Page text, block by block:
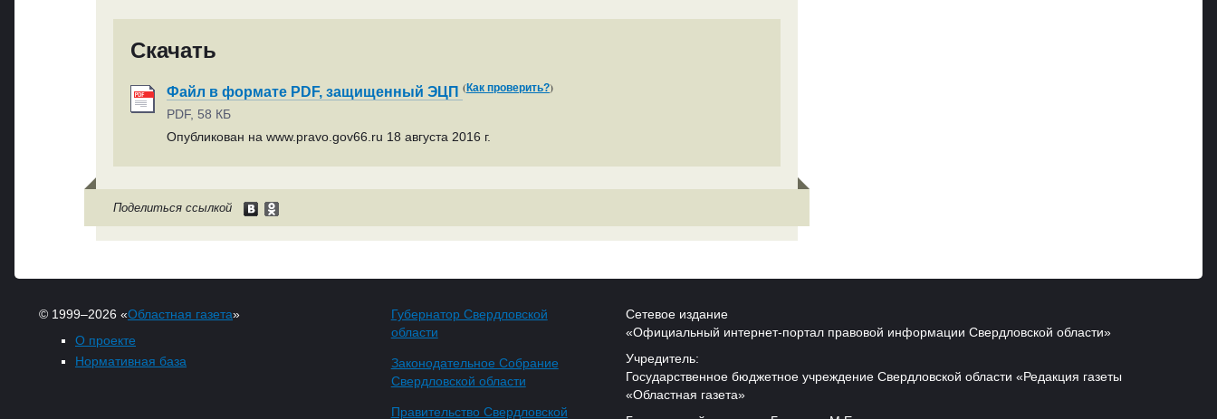
Скачать
Файл в формате PDF, защищенный ЭЦП (Как проверить?)
PDF, 58 КБ
Опубликован на www.pravo.gov66.ru 18 августа 2016 г.
Поделиться ссылкой
© 1999–2026 «Областная газета»
О проекте
Нормативная база
Губернатор Свердловской
области
Законодательное Собрание
Свердловской области
Правительство Свердловской
Сетевое издание
«Официальный интернет-портал правовой информации Свердловской области»
Учредитель:
Государственное бюджетное учреждение Свердловской области «Редакция газеты
«Областная газета»